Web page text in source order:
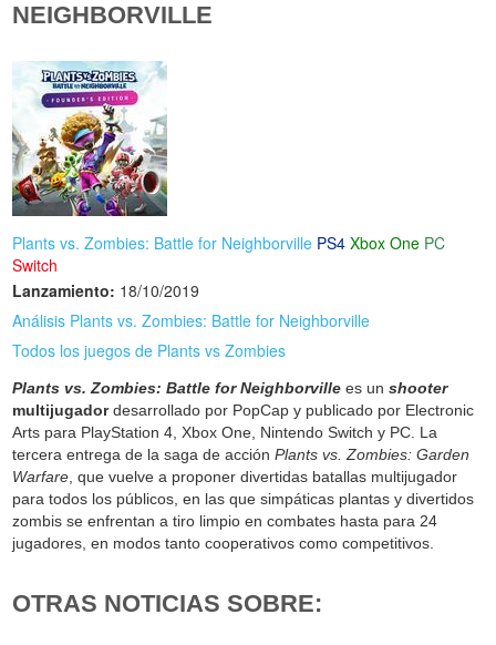
NEIGHBORVILLE
Plants vs. Zombies: Battle for Neighborville PS4 Xbox One PC
Switch
Lanzamiento: 18/10/2019
Análisis Plants vs. Zombies: Battle for Neighborville
Todos los juegos de Plants vs Zombies
Plants vs. Zombies: Battle for Neighborville es unshooter
multijugadordesarrollado por PopCap y publicado por Electronic
Arts para PlayStation 4, Xbox One, Nintendo Switch y PC. La
tercera entrega de la saga de acciónPlants vs. Zombies: Garden
Warfare, que vuelve a proponer divertidas batallas multijugador
para todos los públicos, en las que simpáticas plantas y divertidos
zombis se enfrentan a tiro limpio en combates hasta para 24
jugadores, en modos tanto cooperativos como competitivos.
OTRAS NOTICIAS SOBRE: